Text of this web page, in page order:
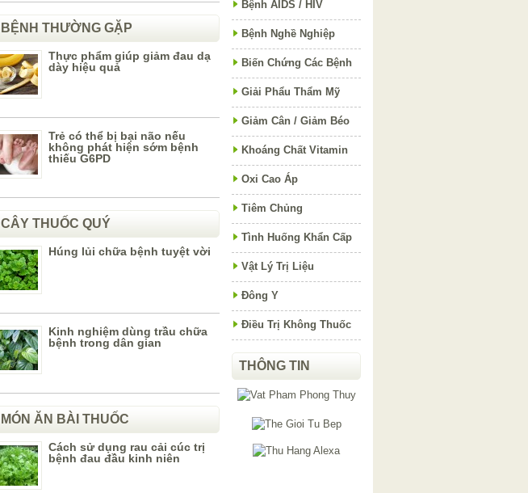
BỆNH THƯỜNG GẶP
Thực phẩm giúp giảm đau dạ
dày hiệu quả
Trẻ có thể bị bại não nếu
không phát hiện sớm bệnh
thiếu G6PD
CÂY THUỐC QUÝ
Húng lủi chữa bệnh tuyệt vời
Kinh nghiệm dùng trầu chữa
bệnh trong dân gian
MÓN ĂN BÀI THUỐC
Cách sử dụng rau cải cúc trị
bệnh đau đầu kinh niên
Bệnh AIDS / HIV
Bệnh Nghề Nghiệp
Biến Chứng Các Bệnh
Giải Phẩu Thẩm Mỹ
Giảm Cân / Giảm Béo
Khoáng Chất Vitamin
Oxi Cao Áp
Tiêm Chủng
Tình Huống Khẩn Cấp
Vật Lý Trị Liệu
Đông Y
Điều Trị Không Thuốc
THÔNG TIN